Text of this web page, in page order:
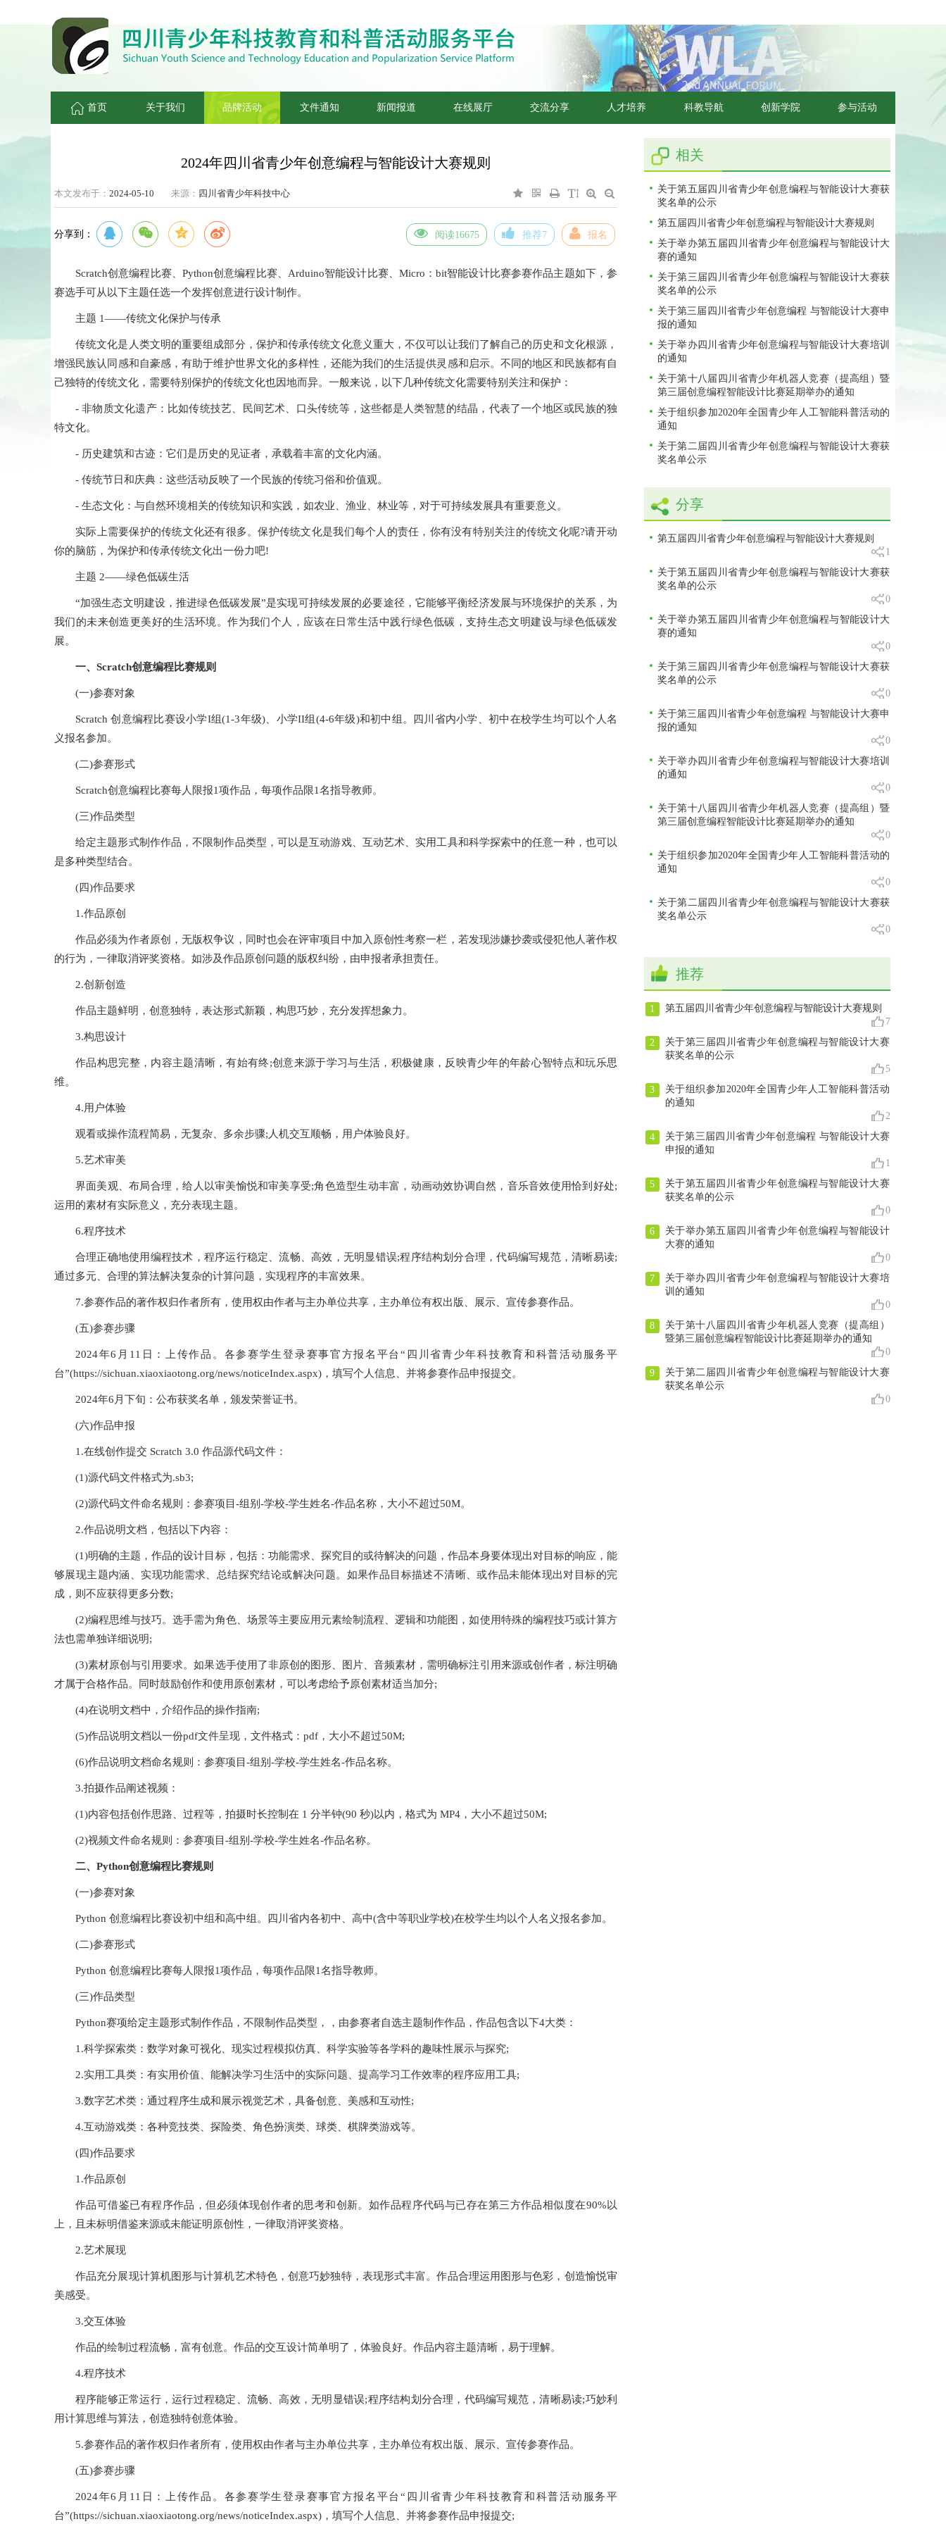
首页 关于我们 品牌活动 文件通知 新闻报道 在线展厅 交流分享 人才培养 科教导航 创新学院 参与活动
2024年四川省青少年创意编程与智能设计大赛规则
本文发布于： 2024-05-10 来源： 四川省青少年科技中心
分享到： 阅读16675 推荐7 报名
Scratch创意编程比赛、Python创意编程比赛、Arduino智能设计比赛、Micro：bit智能设计比赛参赛作品主题如下，参
赛选手可从以下主题任选一个发挥创意进行设计制作。
主题 1——传统文化保护与传承
传统文化是人类文明的重要组成部分，保护和传承传统文化意义重大，不仅可以让我们了解自己的历史和文化根源，
增强民族认同感和自豪感，有助于维护世界文化的多样性，还能为我们的生活提供灵感和启示。不同的地区和民族都有自
己独特的传统文化，需要特别保护的传统文化也因地而异。一般来说，以下几种传统文化需要特别关注和保护：
- 非物质文化遗产：比如传统技艺、民间艺术、口头传统等，这些都是人类智慧的结晶，代表了一个地区或民族的独
特文化。
- 历史建筑和古迹：它们是历史的见证者，承载着丰富的文化内涵。
- 传统节日和庆典：这些活动反映了一个民族的传统习俗和价值观。
- 生态文化：与自然环境相关的传统知识和实践，如农业、渔业、林业等，对于可持续发展具有重要意义。
实际上需要保护的传统文化还有很多。保护传统文化是我们每个人的责任，你有没有特别关注的传统文化呢?请开动
你的脑筋，为保护和传承传统文化出一份力吧!
主题 2——绿色低碳生活
“加强生态文明建设，推进绿色低碳发展”是实现可持续发展的必要途径，它能够平衡经济发展与环境保护的关系，为
我们的未来创造更美好的生活环境。作为我们个人，应该在日常生活中践行绿色低碳，支持生态文明建设与绿色低碳发
展。
一、Scratch创意编程比赛规则
(一)参赛对象
Scratch 创意编程比赛设小学I组(1-3年级)、小学II组(4-6年级)和初中组。四川省内小学、初中在校学生均可以个人名
义报名参加。
(二)参赛形式
Scratch创意编程比赛每人限报1项作品，每项作品限1名指导教师。
(三)作品类型
给定主题形式制作作品，不限制作品类型，可以是互动游戏、互动艺术、实用工具和科学探索中的任意一种，也可以
是多种类型结合。
(四)作品要求
1.作品原创
作品必须为作者原创，无版权争议，同时也会在评审项目中加入原创性考察一栏，若发现涉嫌抄袭或侵犯他人著作权
的行为，一律取消评奖资格。如涉及作品原创问题的版权纠纷，由申报者承担责任。
2.创新创造
作品主题鲜明，创意独特，表达形式新颖，构思巧妙，充分发挥想象力。
3.构思设计
作品构思完整，内容主题清晰，有始有终;创意来源于学习与生活，积极健康，反映青少年的年龄心智特点和玩乐思
维。
4.用户体验
观看或操作流程简易，无复杂、多余步骤;人机交互顺畅，用户体验良好。
5.艺术审美
界面美观、布局合理，给人以审美愉悦和审美享受;角色造型生动丰富，动画动效协调自然，音乐音效使用恰到好处;
运用的素材有实际意义，充分表现主题。
6.程序技术
合理正确地使用编程技术，程序运行稳定、流畅、高效，无明显错误;程序结构划分合理，代码编写规范，清晰易读;
通过多元、合理的算法解决复杂的计算问题，实现程序的丰富效果。
7.参赛作品的著作权归作者所有，使用权由作者与主办单位共享，主办单位有权出版、展示、宣传参赛作品。
(五)参赛步骤
2024年6月11日：上传作品。各参赛学生登录赛事官方报名平台“四川省青少年科技教育和科普活动服务平
台”(https://sichuan.xiaoxiaotong.org/news/noticeIndex.aspx)，填写个人信息、并将参赛作品申报提交。
2024年6月下旬：公布获奖名单，颁发荣誉证书。
(六)作品申报
1.在线创作提交 Scratch 3.0 作品源代码文件：
(1)源代码文件格式为.sb3;
(2)源代码文件命名规则：参赛项目-组别-学校-学生姓名-作品名称，大小不超过50M。
2.作品说明文档，包括以下内容：
(1)明确的主题，作品的设计目标，包括：功能需求、探究目的或待解决的问题，作品本身要体现出对目标的响应，能
够展现主题内涵、实现功能需求、总结探究结论或解决问题。如果作品目标描述不清晰、或作品未能体现出对目标的完
成，则不应获得更多分数;
(2)编程思维与技巧。选手需为角色、场景等主要应用元素绘制流程、逻辑和功能图，如使用特殊的编程技巧或计算方
法也需单独详细说明;
(3)素材原创与引用要求。如果选手使用了非原创的图形、图片、音频素材，需明确标注引用来源或创作者，标注明确
才属于合格作品。同时鼓励创作和使用原创素材，可以考虑给予原创素材适当加分;
(4)在说明文档中，介绍作品的操作指南;
(5)作品说明文档以一份pdf文件呈现，文件格式：pdf，大小不超过50M;
(6)作品说明文档命名规则：参赛项目-组别-学校-学生姓名-作品名称。
3.拍摄作品阐述视频：
(1)内容包括创作思路、过程等，拍摄时长控制在 1 分半钟(90 秒)以内，格式为 MP4，大小不超过50M;
(2)视频文件命名规则：参赛项目-组别-学校-学生姓名-作品名称。
二、Python创意编程比赛规则
(一)参赛对象
Python 创意编程比赛设初中组和高中组。四川省内各初中、高中(含中等职业学校)在校学生均以个人名义报名参加。
(二)参赛形式
Python 创意编程比赛每人限报1项作品，每项作品限1名指导教师。
(三)作品类型
Python赛项给定主题形式制作作品，不限制作品类型，，由参赛者自选主题制作作品，作品包含以下4大类：
1.科学探索类：数学对象可视化、现实过程模拟仿真、科学实验等各学科的趣味性展示与探究;
2.实用工具类：有实用价值、能解决学习生活中的实际问题、提高学习工作效率的程序应用工具;
3.数字艺术类：通过程序生成和展示视觉艺术，具备创意、美感和互动性;
4.互动游戏类：各种竞技类、探险类、角色扮演类、球类、棋牌类游戏等。
(四)作品要求
1.作品原创
作品可借鉴已有程序作品，但必须体现创作者的思考和创新。如作品程序代码与已存在第三方作品相似度在90%以
上，且未标明借鉴来源或未能证明原创性，一律取消评奖资格。
2.艺术展现
作品充分展现计算机图形与计算机艺术特色，创意巧妙独特，表现形式丰富。作品合理运用图形与色彩，创造愉悦审
美感受。
3.交互体验
作品的绘制过程流畅，富有创意。作品的交互设计简单明了，体验良好。作品内容主题清晰，易于理解。
4.程序技术
程序能够正常运行，运行过程稳定、流畅、高效，无明显错误;程序结构划分合理，代码编写规范，清晰易读;巧妙利
用计算思维与算法，创造独特创意体验。
5.参赛作品的著作权归作者所有，使用权由作者与主办单位共享，主办单位有权出版、展示、宣传参赛作品。
(五)参赛步骤
2024年6月11日：上传作品。各参赛学生登录赛事官方报名平台“四川省青少年科技教育和科普活动服务平
台”(https://sichuan.xiaoxiaotong.org/news/noticeIndex.aspx)，填写个人信息、并将参赛作品申报提交;
相关
关于第五届四川省青少年创意编程与智能设计大赛获
奖名单的公示
第五届四川省青少年创意编程与智能设计大赛规则
关于举办第五届四川省青少年创意编程与智能设计大
赛的通知
关于第三届四川省青少年创意编程与智能设计大赛获
奖名单的公示
关于第三届四川省青少年创意编程 与智能设计大赛申
报的通知
关于举办四川省青少年创意编程与智能设计大赛培训
的通知
关于第十八届四川省青少年机器人竞赛（提高组）暨
第三届创意编程智能设计比赛延期举办的通知
关于组织参加2020年全国青少年人工智能科普活动的
通知
关于第二届四川省青少年创意编程与智能设计大赛获
奖名单公示
分享
第五届四川省青少年创意编程与智能设计大赛规则
1
关于第五届四川省青少年创意编程与智能设计大赛获
奖名单的公示
0
关于举办第五届四川省青少年创意编程与智能设计大
赛的通知
0
关于第三届四川省青少年创意编程与智能设计大赛获
奖名单的公示
0
关于第三届四川省青少年创意编程 与智能设计大赛申
报的通知
0
关于举办四川省青少年创意编程与智能设计大赛培训
的通知
0
关于第十八届四川省青少年机器人竞赛（提高组）暨
第三届创意编程智能设计比赛延期举办的通知
0
关于组织参加2020年全国青少年人工智能科普活动的
通知
0
关于第二届四川省青少年创意编程与智能设计大赛获
奖名单公示
0
推荐
1
第五届四川省青少年创意编程与智能设计大赛规则
7
2
关于第三届四川省青少年创意编程与智能设计大赛
获奖名单的公示
5
3
关于组织参加2020年全国青少年人工智能科普活动
的通知
2
4
关于第三届四川省青少年创意编程 与智能设计大赛
申报的通知
1
5
关于第五届四川省青少年创意编程与智能设计大赛
获奖名单的公示
0
6
关于举办第五届四川省青少年创意编程与智能设计
大赛的通知
0
7
关于举办四川省青少年创意编程与智能设计大赛培
训的通知
0
8
关于第十八届四川省青少年机器人竞赛（提高组）
暨第三届创意编程智能设计比赛延期举办的通知
0
9
关于第二届四川省青少年创意编程与智能设计大赛
获奖名单公示
0